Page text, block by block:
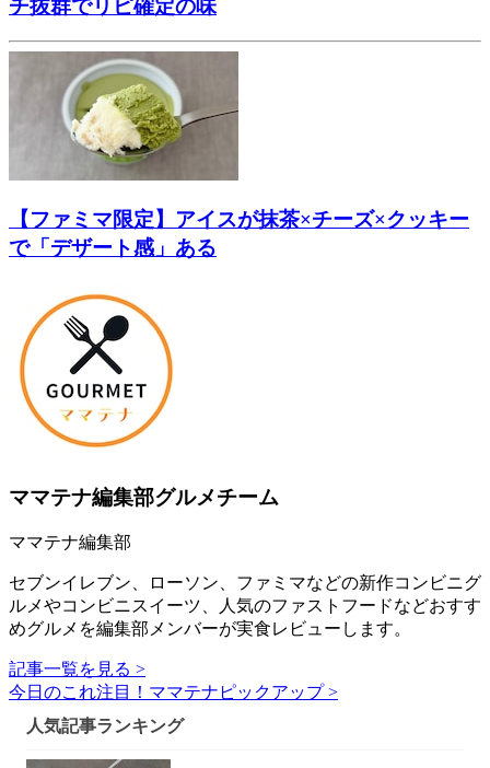
チ抜群でリピ確定の味
【ファミマ限定】アイスが抹茶×チーズ×クッキー
で「デザート感」ある
ママテナ編集部グルメチーム
ママテナ編集部
セブンイレブン、ローソン、ファミマなどの新作コンビニグ
ルメやコンビニスイーツ、人気のファストフードなどおすす
めグルメを編集部メンバーが実食レビューします。
記事一覧を見る >
今日のこれ注目！ママテナピックアップ >
人気記事ランキング